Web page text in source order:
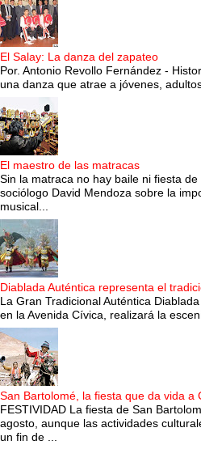
El Salay: La danza del zapateo
Por. Antonio Revollo Fernández -
una danza que atrae a jóvenes,
El maestro de las matracas
Sin la matraca no hay baile ni fiesta
sociólogo David Mendoza sobre la
musical...
Diablada Auténtica representa el
La Gran Tradicional Auténtica
en la Avenida Cívica, realizará la
San Bartolomé, la fiesta que da vida a
FESTIVIDAD La fiesta de San
agosto, aunque las actividades
un fin de ...